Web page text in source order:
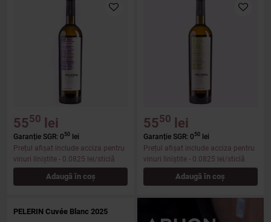
5550 lei
Garanție SGR: 0 50 lei
Prețul afișat include acciza pentru
vinuri liniștite - 0.0825 lei/sticlă
Adaugă în coș
5550 lei
Garanție SGR: 0 50lei
Prețul afișat include acciza pentru
vinuri liniștite - 0.0825 lei/sticlă
Adaugă în coș
PELERIN Cuvée Blanc 2025